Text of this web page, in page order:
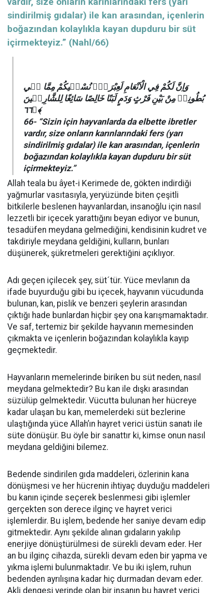
sindirilmiş gıdalar) ile kan arasından, içenlerin
boğazından kolaylıkla kayan dupduru bir süt
içirmekteyiz.” (Nahl/66)
وَاِنَّ لَكُمْ فِي الْاَنْعَامِ لَعِبْرَةًۜ نُسْق۪يكُمْ مِمَّا ف۪ي
بُطُونِه۪ مِنْ بَيْنِ فَرْثٍ وَدَمٍ لَبَنًا خَالِصًا سَٓائِغًا لِلشَّارِب۪ينَ
﴿٦٦﴾
66- “Sizin için hayvanlarda da elbette ibretler
vardır, size onların karınlarındaki fers (yarı
sindirilmiş gıdalar) ile kan arasından, içenlerin
boğazından kolaylıkla kayan dupduru bir süt
içirmekteyiz.”
Allah teala bu âyet-i Kerimede de, gökten indirdiği
yağmurlar vasıtasıyla, yeryüzünde biten çeşitli
bitkilerle beslenen hayvanlardan, insanoğlu için nasıl
lezzetli bir içecek yarattığını beyan ediyor ve bunun,
tesadüfen meydana gelmediğini, kendisinin kudret ve
takdiriyle meydana geldiğini, kulların, bunları
düşünerek, şükretmeleri gerektiğini açıklıyor.
Adı geçen içilecek şey, süt´tür. Yüce mevlanın da
ifade buyurduğu gibi bu içecek, hayvanın vücudunda
bulunan, kan, pislik ve benzeri şeylerin arasından
çıktığı hade bunlardan hiçbir şey ona karışmamaktadır.
Ve saf, tertemiz bir şekilde hayvanın memesinden
çıkmakta ve içenlerin boğazından kolaylıkla kayıp
geçmektedir.
Hayvanların memelerinde biriken bu süt neden, nasıl
meydana gelmektedir? Bu kan ile dışkı arasından
süzülüp gelmektedir. Vücutta bulunan her hücreye
kadar ulaşan bu kan, memelerdeki süt bezlerine
ulaştığında yüce Allah’ın hayret verici üstün sanatı ile
süte dönüşür. Bu öyle bir sanattır ki, kimse onun nasıl
meydana geldiğini bilemez.
Bedende sindirilen gıda maddeleri, özlerinin kana
dönüşmesi ve her hücrenin ihtiyaç duyduğu maddeleri
bu kanın içinde seçerek beslenmesi gibi işlemler
gerçekten son derece ilginç ve hayret verici
işlemlerdir. Bu işlem, bedende her saniye devam edip
gitmektedir. Aynı şekilde alınan gıdaların yakılıp
enerjiye dönüştürülmesi de sürekli devam eder. Her
an bu ilginç cihazda, sürekli devam eden bir yapma ve
yıkma işlemi bulunmaktadır. Ve bu iki işlem, ruhun
bedenden ayrılışına kadar hiç durmadan devam eder.
Akli dengesi yerinde olan bir insanın bu hayret verici